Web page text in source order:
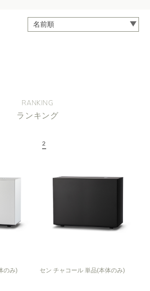
RANKING
ランキング
のみ) セン チャコール 単品(本体のみ)